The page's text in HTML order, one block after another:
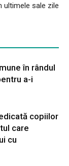
ultimele sale zile
în rândul
a-i
copiilor
care
cu